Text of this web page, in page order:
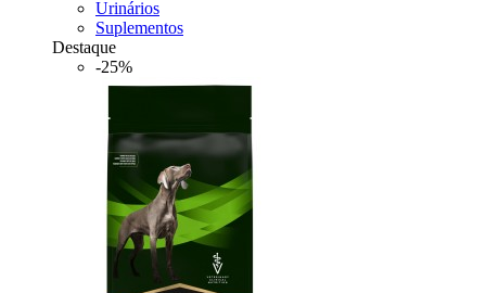
Urinários
Suplementos
Destaque
-25%